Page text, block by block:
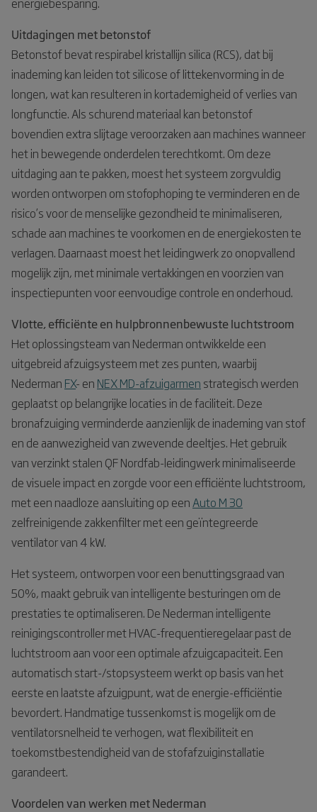
Uitdagingen met betonstof
Betonstof bevat respirabel kristallijn silica (RCS), dat bij
inademing kan leiden tot silicose of littekenvorming in de
longen, wat kan resulteren in kortademigheid of verlies van
longfunctie. Als schurend materiaal kan betonstof
bovendien extra slijtage veroorzaken aan machines wanneer
het in bewegende onderdelen terechtkomt. Om deze
uitdaging aan te pakken, moest het systeem zorgvuldig
worden ontworpen om stofophoping te verminderen en de
risico’s voor de menselijke gezondheid te minimaliseren,
schade aan machines te voorkomen en de energiekosten te
verlagen. Daarnaast moest het leidingwerk zo onopvallend
mogelijk zijn, met minimale vertakkingen en voorzien van
inspectiepunten voor eenvoudige controle en onderhoud.
Vlotte, efficiënte en hulpbronnenbewuste luchtstroom
Het oplossingsteam van Nederman ontwikkelde een
uitgebreid afzuigsysteem met zes punten, waarbij
Nederman FX- en NEX MD-afzuigarmen strategisch werden
geplaatst op belangrijke locaties in de faciliteit. Deze
bronafzuiging verminderde aanzienlijk de inademing van stof
en de aanwezigheid van zwevende deeltjes. Het gebruik
van verzinkt stalen QF Nordfab-leidingwerk minimaliseerde
de visuele impact en zorgde voor een efficiënte luchtstroom,
met een naadloze aansluiting op eenAuto M 30
zelfreinigende zakkenfilter met een geïntegreerde
ventilator van 4 kW.
Het systeem, ontworpen voor een benuttingsgraad van
50%, maakt gebruik van intelligente besturingen om de
prestaties te optimaliseren. De Nederman intelligente
reinigingscontroller met HVAC-frequentieregelaar past de
luchtstroom aan voor een optimale afzuigcapaciteit. Een
automatisch start-/stopsysteem werkt op basis van het
eerste en laatste afzuigpunt, wat de energie-efficiëntie
bevordert. Handmatige tussenkomst is mogelijk om de
ventilatorsnelheid te verhogen, wat flexibiliteit en
toekomstbestendigheid van de stofafzuiginstallatie
garandeert.
Voordelen van werken met Nederman